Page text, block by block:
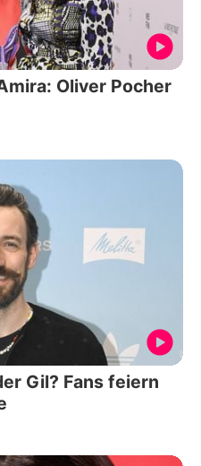
Oliver Pocher
Gil? Fans feiern